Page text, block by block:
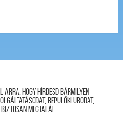
arra, hogy hírdesd bármilyen
repülőklubodat,
biztosan megtalál.